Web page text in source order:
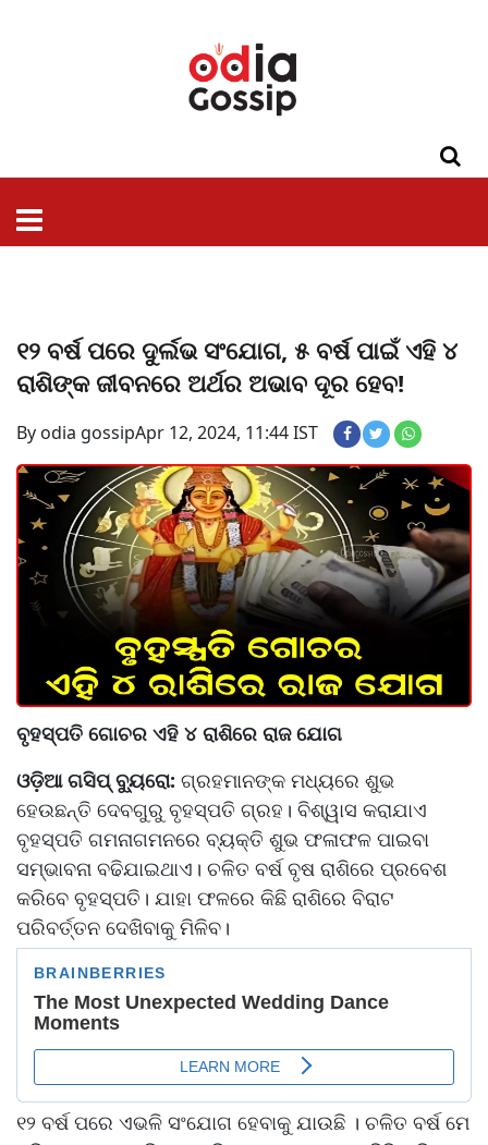
୧୨ ବର୍ଷ ପରେ ଦୁର୍ଲଭ ସଂଯୋଗ, ୫ ବର୍ଷ ପାଇଁ ଏହି ୪
ରାଶିଙ୍କ ଜୀବନରେ ଅର୍ଥର ଅଭାବ ଦୂର ହେବ!
By odia gossipApr 12, 2024, 11:44 IST
ବୃହସ୍ପତି ଗୋଚର ଏହି ୪ ରାଶିରେ ରାଜ ଯୋଗ
ଓଡ଼ିଆ ଗସିପ୍ ବ୍ୟୁରୋ: ଗ୍ରହମାନଙ୍କ ମଧ୍ୟରେ ଶୁଭ
ହେଉଛନ୍ତି ଦେବଗୁରୁ ବୃହସ୍ପତି ଗ୍ରହ। ବିଶ୍ୱାସ କରାଯାଏ
ବୃହସ୍ପତି ଗମନାଗମନରେ ବ୍ୟକ୍ତି ଶୁଭ ଫଳାଫଳ ପାଇବା
ସମ୍ଭାବନା ବଢିଯାଇଥାଏ। ଚଳିତ ବର୍ଷ ବୃଷ ରାଶିରେ ପ୍ରବେଶ
କରିବେ ବୃହସ୍ପତି। ଯାହା ଫଳରେ କିଛି ରାଶିରେ ବିରାଟ
ପରିବର୍ତ୍ତନ ଦେଖିବାକୁ ମିଳିବ।
୧୨ ବର୍ଷ ପରେ ଏଭଳି ସଂଯୋଗ ହେବାକୁ ଯାଉଛି । ଚଳିତ ବର୍ଷ ମେ